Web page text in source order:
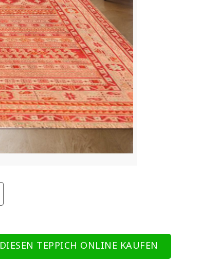
DIESEN TEPPICH ONLINE KAUFEN